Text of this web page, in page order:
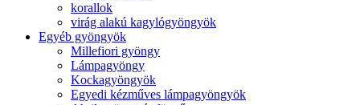
korallok
virág alakú kagylógyöngyök
Egyéb gyöngyök
Millefiori gyöngy
Lámpagyöngy
Kockagyöngyök
Egyedi kézműves lámpagyöngyök